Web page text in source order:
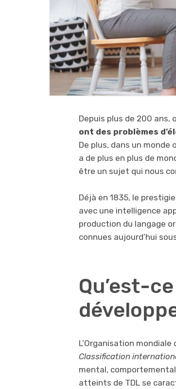
Depuis plus de 200 ans,
ont des problèmes
De plus, dans un monde
a de plus en plus de
être un sujet qui nous
Déjà en 1835, le
avec une intelligence
production du langage
connues aujourd’hui
Qu’est-
L’Organisation
Classification
mental,
atteints de TDL se